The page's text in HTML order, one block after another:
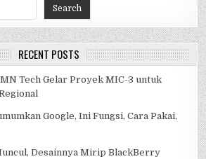
Search
RECENT POSTS
Tech Gelar Proyek MIC-3 untuk
Google, Ini Fungsi, Cara Pakai,
Desainnya Mirip BlackBerry